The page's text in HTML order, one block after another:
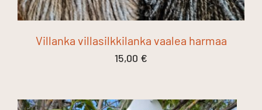
Villanka villasilkkilanka vaalea harmaa
15,00 €